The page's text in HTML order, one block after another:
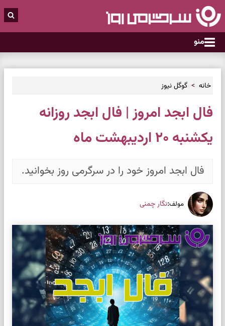
منو
خانه گوگل نیوز
فال ابجد امروز | فال ابجد روزانه
یکشنبه ۲۰ اردیبهشت ماه
فال ابجد امروز خود را در سرگرمی روز بخوانید.
مولف:نگار چمنی